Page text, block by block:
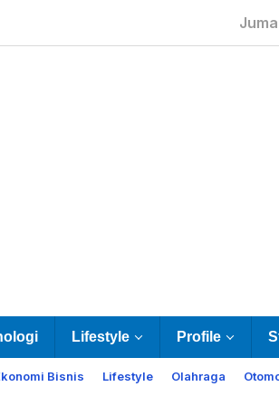
Lifestyle Profile
Bisnis Lifestyle Olahraga